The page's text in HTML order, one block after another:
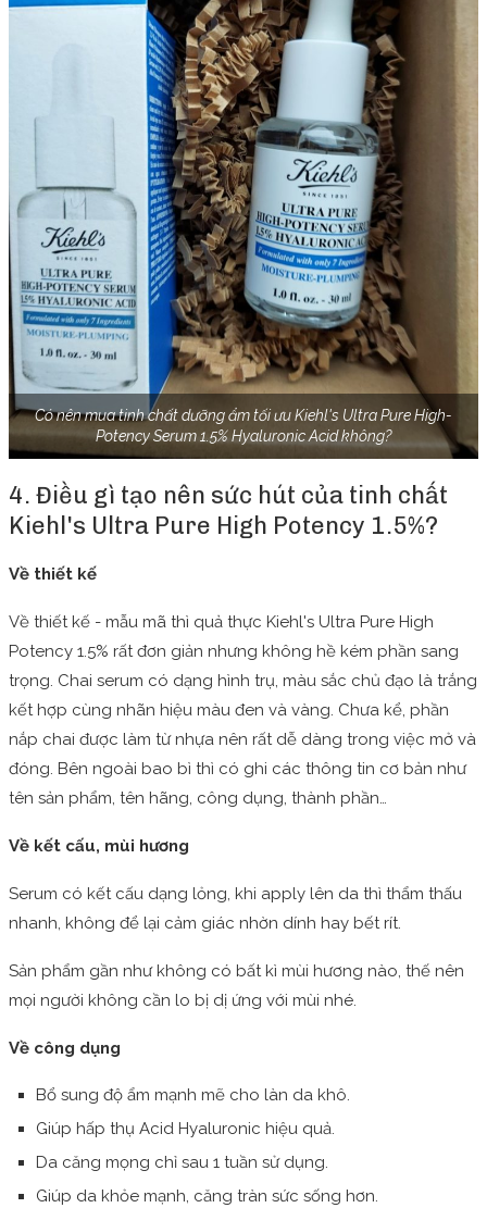
Có nên mua tinh chất dưỡng ẩm tối ưu Kiehl's Ultra Pure High-
Potency Serum 1.5% Hyaluronic Acid không?
4. Điều gì tạo nên sức hút của tinh chất
Kiehl's Ultra Pure High Potency 1.5%?
Về thiết kế
Về thiết kế - mẫu mã thì quả thực Kiehl's Ultra Pure High
Potency 1.5% rất đơn giản nhưng không hề kém phần sang
trọng. Chai serum có dạng hình trụ, màu sắc chủ đạo là trắng
kết hợp cùng nhãn hiệu màu đen và vàng. Chưa kể, phần
nắp chai được làm từ nhựa nên rất dễ dàng trong việc mở và
đóng. Bên ngoài bao bì thì có ghi các thông tin cơ bản như
tên sản phẩm, tên hãng, công dụng, thành phần…
Về kết cấu, mùi hương
Serum có kết cấu dạng lỏng, khi apply lên da thì thẩm thấu
nhanh, không để lại cảm giác nhờn dính hay bết rít.
Sản phẩm gần như không có bất kì mùi hương nào, thế nên
mọi người không cần lo bị dị ứng với mùi nhé.
Về công dụng
Bổ sung độ ẩm mạnh mẽ cho làn da khô.
Giúp hấp thụ Acid Hyaluronic hiệu quả.
Da căng mọng chỉ sau 1 tuần sử dụng.
Giúp da khỏe mạnh, căng tràn sức sống hơn.